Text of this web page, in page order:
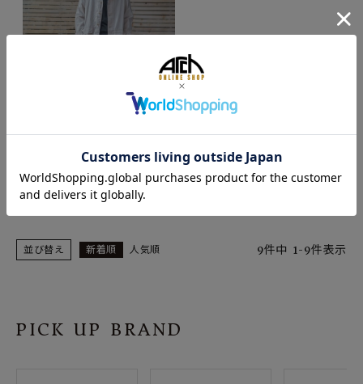
陽春くん
ARCH SAPPORO
並び替え 新着順 人気順 9件中 1-9件表示
PICK UP BRAND